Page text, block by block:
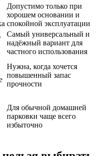
Допустимо только при
хорошем основании и
спокойной эксплуатации
Самый универсальный и
надёжный вариант для
частного использования
Нужна, когда хочется
повышенный запас
прочности
Для обычной домашней
парковки чаще всего
избыточно